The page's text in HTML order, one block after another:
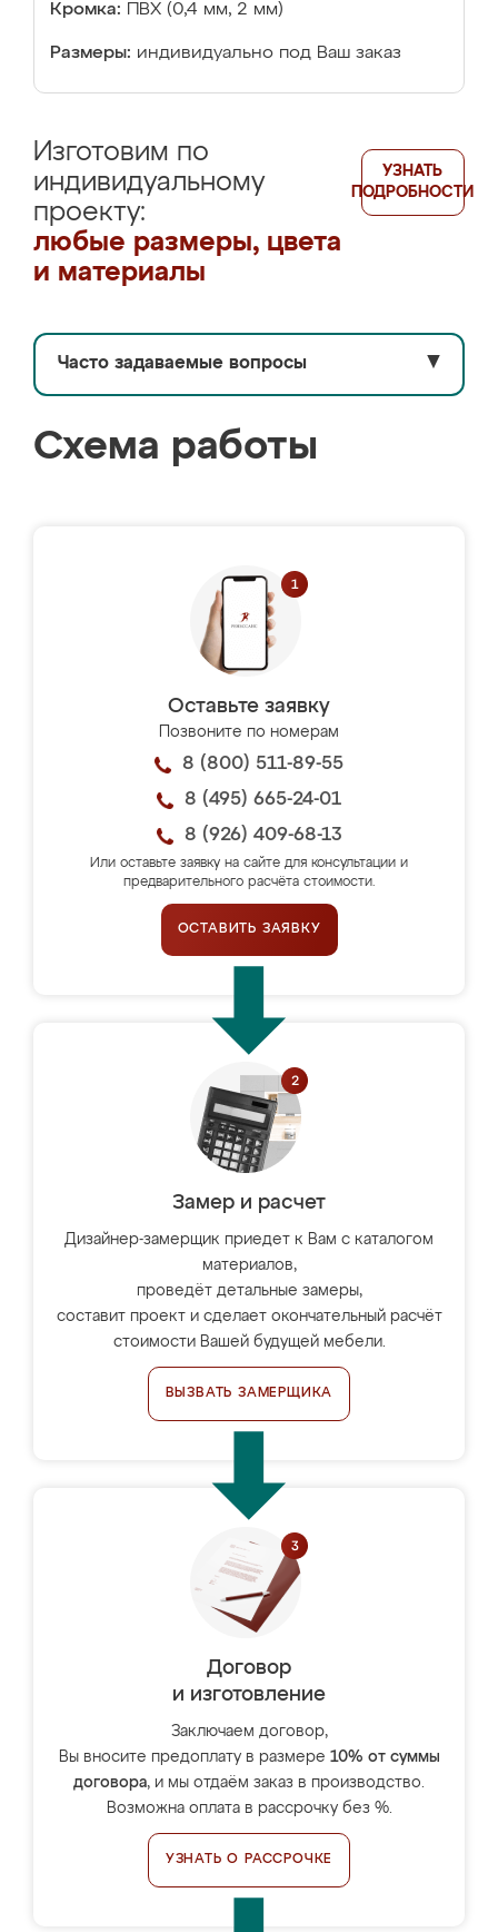
Кромка: ПВХ (0,4 мм, 2 мм)
Размеры: индивидуально под Ваш заказ
Изготовим по
индивидуальному
проекту:
любые размеры, цвета
и материалы
УЗНАТЬ
ПОДРОБНОСТИ
Часто задаваемые вопросы ▼
Схема работы
Оставьте заявку
Позвоните по номерам
8 (800) 511-89-55
8 (495) 665-24-01
8 (926) 409-68-13
Или оставьте заявку на сайте для консультации и
предварительного расчёта стоимости.
ОСТАВИТЬ ЗАЯВКУ
Замер и расчет
Дизайнер-замерщик приедет к Вам с каталогом
материалов,
проведёт детальные замеры,
составит проект и сделает окончательный расчёт
стоимости Вашей будущей мебели.
ВЫЗВАТЬ ЗАМЕРЩИКА
Договор
и изготовление
Заключаем договор,
Вы вносите предоплату в размере 10% от суммы
договора, и мы отдаём заказ в производство.
Возможна оплата в рассрочку без %.
УЗНАТЬ О РАССРОЧКЕ